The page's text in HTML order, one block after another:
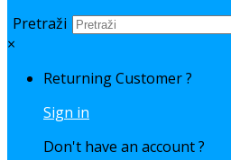
Pretraži
×
Returning Customer ?
Sign in
Don't have an account ?